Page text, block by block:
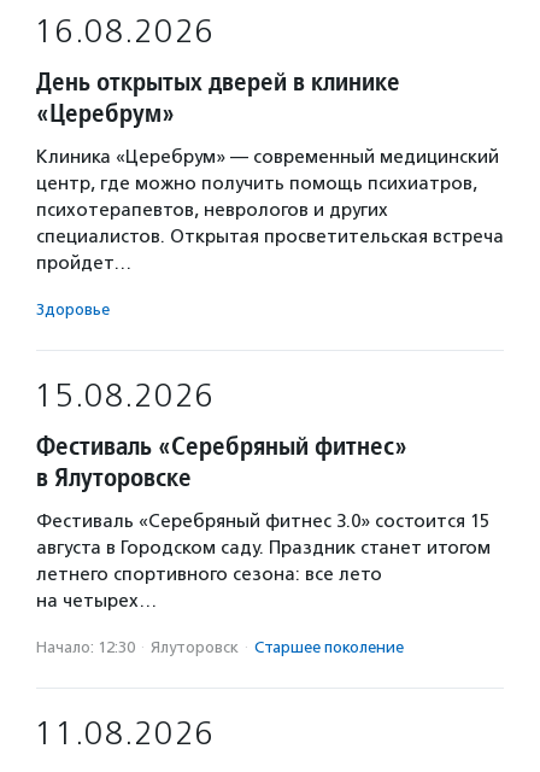
16.08.2026
День открытых дверей в клинике
«Церебрум»
Клиника «Церебрум» — современный медицинский
центр, где можно получить помощь психиатров,
психотерапевтов, неврологов и других
специалистов. Открытая просветительская встреча
пройдет…
Здоровье
15.08.2026
Фестиваль «Серебряный фитнес»
в Ялуторовске
Фестиваль «Серебряный фитнес 3.0» состоится 15
августа в Городском саду. Праздник станет итогом
летнего спортивного сезона: все лето
на четырех…
Начало: 12:30 · Ялуторовск · Старшее поколение
11.08.2026